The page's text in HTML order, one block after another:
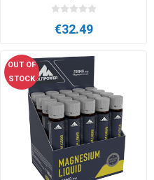
€32.49
OUT OF
STOCK